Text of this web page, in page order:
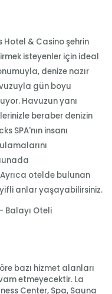
Hotel & Casino şehrin
isteyenler için ideal
denize nazır
gün boyu
Havuzun yanı
beraber denizin
SPA'nın insanı
otelde bulunan
anlar yaşayabilirsiniz.
Balayı Oteli
bazı hizmet alanları
etmeyecektir. La
Center, Spa, Sauna